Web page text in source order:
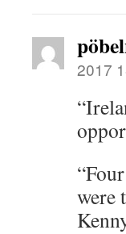
2017
were